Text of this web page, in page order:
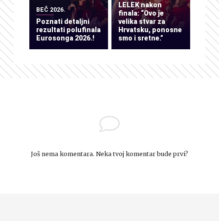
BEČ 2026.
Poznati detaljni
rezultati polufinala
Eurosonga 2026.!
LELEK nakon
finala: “Ovo je
velika stvar za
Hrvatsku, ponosne
smo i sretne.”
Još nema komentara. Neka tvoj komentar bude prvi?